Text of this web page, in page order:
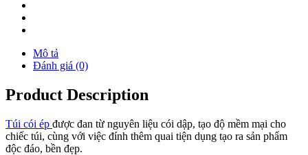
Mô tả
Đánh giá (0)
Product Description
Túi cói ép được đan từ nguyên liệu cói dập, tạo độ mềm mại cho
chiếc túi, cùng với việc đính thêm quai tiện dụng tạo ra sản phẩm
độc đáo, bền đẹp.